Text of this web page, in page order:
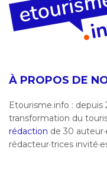
À PROPOS DE
Etourisme.info : depuis
transformation du
rédaction de 30
rédacteur·trices